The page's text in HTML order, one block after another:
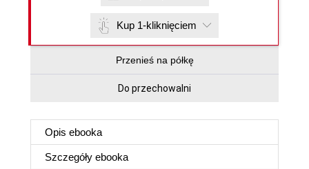
Kup 1-kliknięciem
Przenieś na półkę
Do przechowalni
Opis ebooka
Szczegóły ebooka